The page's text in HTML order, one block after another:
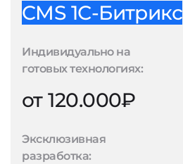
CMS 1С-Битрикс
Индивидуально на
готовых технологиях:
от 120.000₽
Эксклюзивная
разработка: